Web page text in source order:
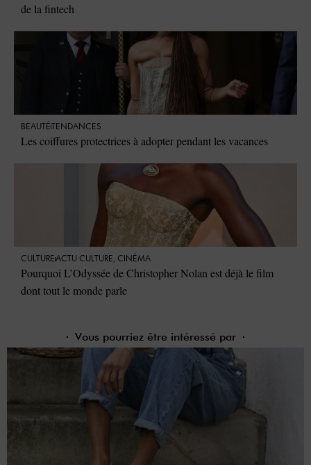
de la fintech
BEAUTÉ TENDANCES
Les coiffures protectrices à adopter pendant les vacances
CULTUREACTU CULTURE, CINÉMA
Pourquoi L’Odyssée de Christopher Nolan est déjà le film
dont tout le monde parle
Vous pourriez être intéressé par